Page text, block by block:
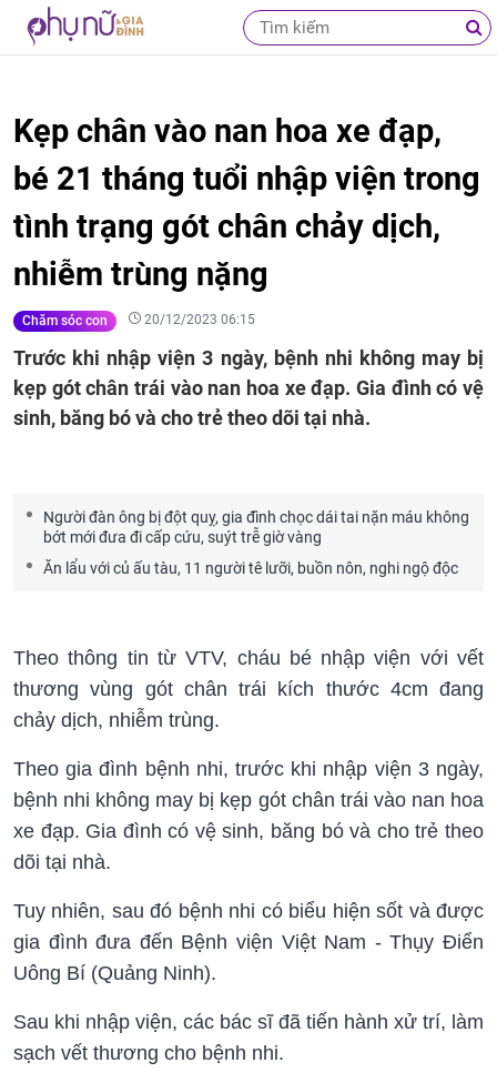
Kẹp chân vào nan hoa xe đạp,
bé 21 tháng tuổi nhập viện trong
tình trạng gót chân chảy dịch,
nhiễm trùng nặng
Chăm sóc con 20/12/2023 06:15
Trước khi nhập viện 3 ngày, bệnh nhi không may bị
kẹp gót chân trái vào nan hoa xe đạp. Gia đình có vệ
sinh, băng bó và cho trẻ theo dõi tại nhà.
Người đàn ông bị đột quỵ, gia đình chọc dái tai nặn máu không
bớt mới đưa đi cấp cứu, suýt trễ giờ vàng
Ăn lẩu với củ ấu tàu, 11 người tê lưỡi, buồn nôn, nghi ngộ độc
Theo thông tin từ VTV, cháu bé nhập viện với vết
thương vùng gót chân trái kích thước 4cm đang
chảy dịch, nhiễm trùng.
Theo gia đình bệnh nhi, trước khi nhập viện 3 ngày,
bệnh nhi không may bị kẹp gót chân trái vào nan hoa
xe đạp. Gia đình có vệ sinh, băng bó và cho trẻ theo
dõi tại nhà.
Tuy nhiên, sau đó bệnh nhi có biểu hiện sốt và được
gia đình đưa đến Bệnh viện Việt Nam - Thụy Điển
Uông Bí (Quảng Ninh).
Sau khi nhập viện, các bác sĩ đã tiến hành xử trí, làm
sạch vết thương cho bệnh nhi.